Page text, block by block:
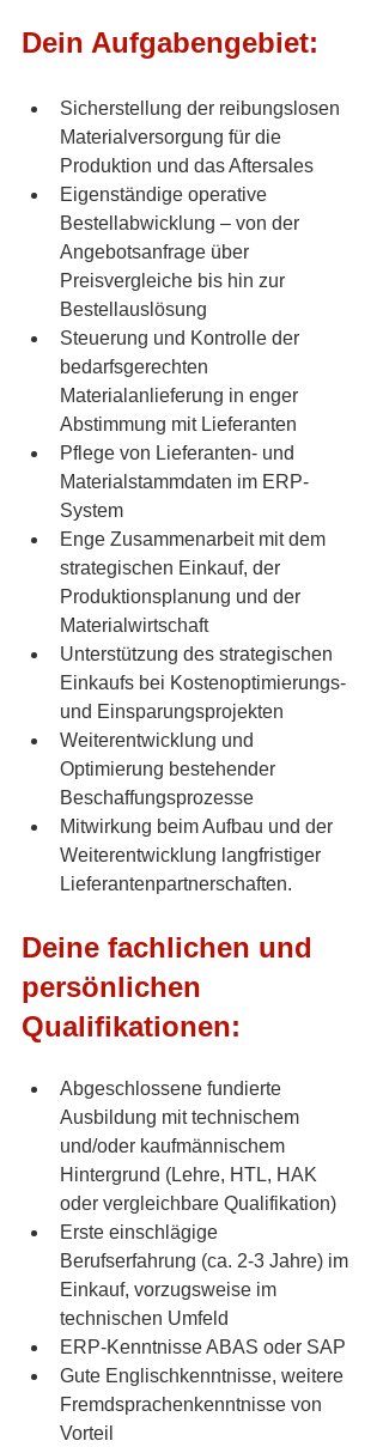
Dein Aufgabengebiet:
Sicherstellung der reibungslosen
Materialversorgung für die
Produktion und das Aftersales
Eigenständige operative
Bestellabwicklung – von der
Angebotsanfrage über
Preisvergleiche bis hin zur
Bestellauslösung
Steuerung und Kontrolle der
bedarfsgerechten
Materialanlieferung in enger
Abstimmung mit Lieferanten
Pflege von Lieferanten- und
Materialstammdaten im ERP-
System
Enge Zusammenarbeit mit dem
strategischen Einkauf, der
Produktionsplanung und der
Materialwirtschaft
Unterstützung des strategischen
Einkaufs bei Kostenoptimierungs-
und Einsparungsprojekten
Weiterentwicklung und
Optimierung bestehender
Beschaffungsprozesse
Mitwirkung beim Aufbau und der
Weiterentwicklung langfristiger
Lieferantenpartnerschaften.
Deine fachlichen und
persönlichen
Qualifikationen:
Abgeschlossene fundierte
Ausbildung mit technischem
und/oder kaufmännischem
Hintergrund (Lehre, HTL, HAK
oder vergleichbare Qualifikation)
Erste einschlägige
Berufserfahrung (ca. 2-3 Jahre) im
Einkauf, vorzugsweise im
technischen Umfeld
ERP-Kenntnisse ABAS oder SAP
Gute Englischkenntnisse, weitere
Fremdsprachenkenntnisse von
Vorteil